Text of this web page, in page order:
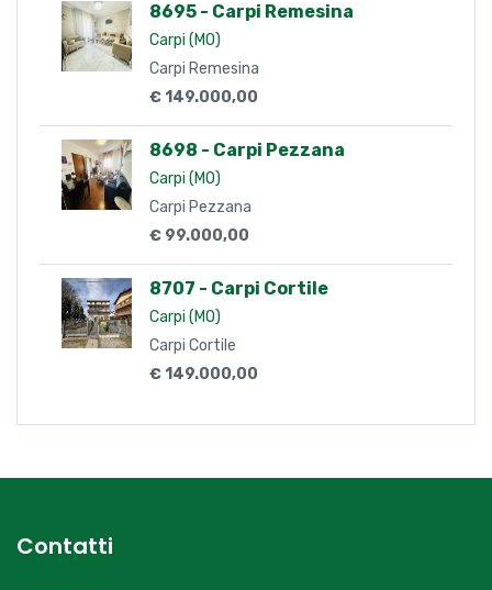
8695 - Carpi Remesina
Carpi (MO)
Carpi Remesina
€ 149.000,00
8698 - Carpi Pezzana
Carpi (MO)
Carpi Pezzana
€ 99.000,00
8707 - Carpi Cortile
Carpi (MO)
Carpi Cortile
€ 149.000,00
Contatti